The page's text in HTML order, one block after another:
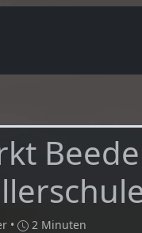
•
2 Minuten